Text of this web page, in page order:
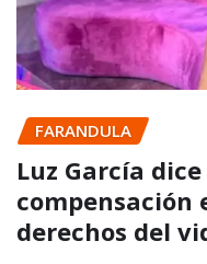
FARANDULA
Luz García
compensación
derechos del